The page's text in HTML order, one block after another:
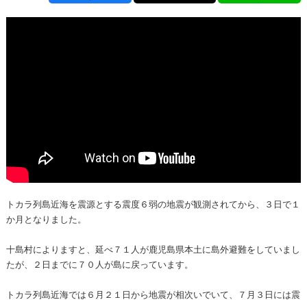
トカラ列島近海を震源とする震度６弱の地震が観測されてから、３日で１
か月となりました。
十島村によりますと、延べ７１人が鹿児島県本土に島外避難をしていまし
たが、２日までに７０人が島に戻っています。
トカラ列島近海では６月２１日から地震が相次いでいて、７月３日には震